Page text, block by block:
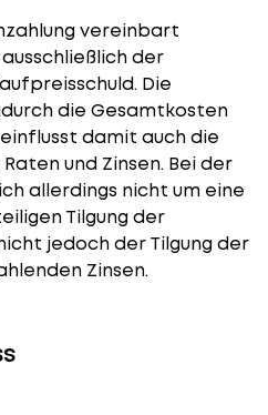
vereinbart
der
Die
die Gesamtkosten
damit auch die
und Zinsen. Bei der
allerdings nicht um eine
Tilgung der
jedoch der Tilgung der
Zinsen.